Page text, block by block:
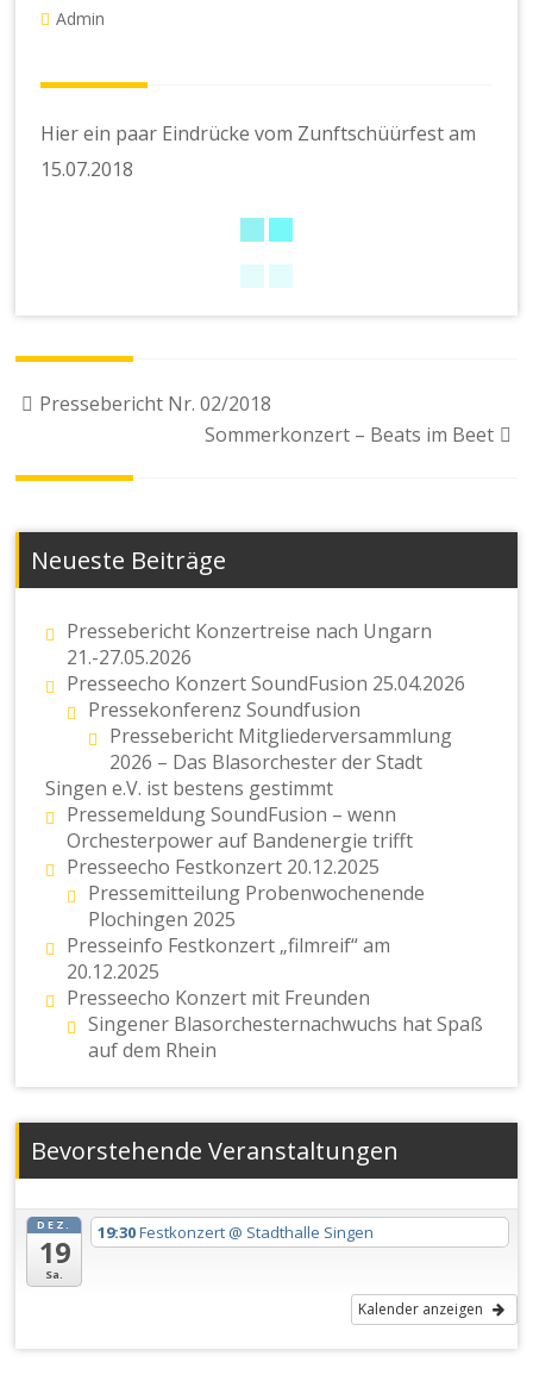
Admin
Hier ein paar Eindrücke vom Zunftschüürfest am
15.07.2018
Beitragsnavigation
Pressebericht Nr. 02/2018
Sommerkonzert – Beats im Beet
Neueste Beiträge
Pressebericht Konzertreise nach Ungarn
21.-27.05.2026
Presseecho Konzert SoundFusion 25.04.2026
Pressekonferenz Soundfusion
Pressebericht Mitgliederversammlung
2026 – Das Blasorchester der Stadt
Singen e.V. ist bestens gestimmt
Pressemeldung SoundFusion – wenn
Orchesterpower auf Bandenergie trifft
Presseecho Festkonzert 20.12.2025
Pressemitteilung Probenwochenende
Plochingen 2025
Presseinfo Festkonzert „filmreif“ am
20.12.2025
Presseecho Konzert mit Freunden
Singener Blasorchesternachwuchs hat Spaß
auf dem Rhein
Bevorstehende Veranstaltungen
DEZ.
19
Sa.
19:30Festkonzert @ Stadthalle Singen
Kalender anzeigen